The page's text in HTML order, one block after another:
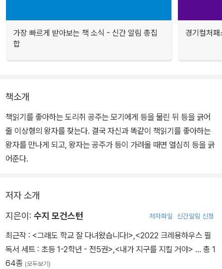
가장 빠르게 받아보는 책 소식 - 신간 알림 총집
합
경기컬처
책소개
책읽기를 좋아하는 도리취 공주는 모기에게 등을 물린 뒤 등을 긁어
줄 이상형의 왕자를 찾는다. 결국 자신과 똑같이 책읽기를 좋아하는
왕자를 만나게 되고, 왕자는 공주가 등이 가려울 때면 열심히 등을 긁
어준다.
저자 소개
지은이: 수지 모건스턴 저자파일 신간알림 신청
최근작 : <그래도 학교 잘 다녀왔습니다!>,<2022 크레용하우스 필
독서 세트 : 초등 1-2학년 - 전5권>,<내가 지구를 지킬 거야> … 총 1
64종 (모두보기)